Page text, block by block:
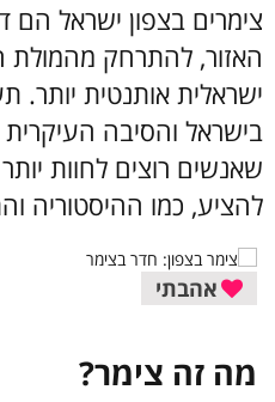
צימרים בצפון ישראל הם
האזור, להתרחק מהמולת
ישראלית אותנטית יותר.
בישראל והסיבה
שאנשים רוצים לחוות
להציע, כמו ההיסטוריה
אהבתי
מה זה צימר?